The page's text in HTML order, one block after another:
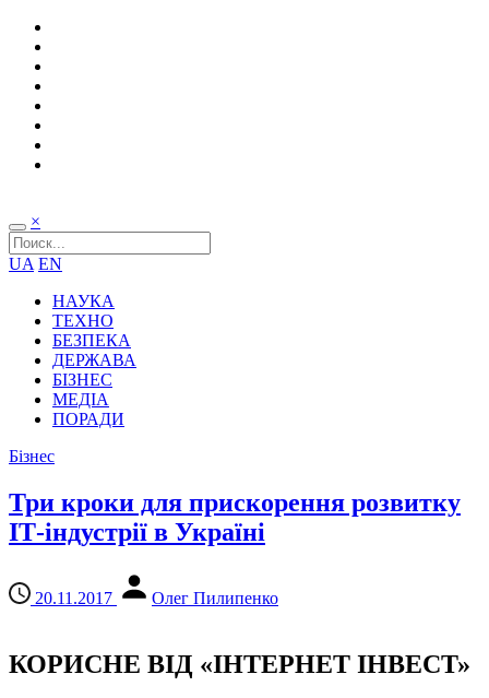
×
UA EN
НАУКА
ТЕХНО
БЕЗПЕКА
ДЕРЖАВА
БІЗНЕС
МЕДІА
ПОРАДИ
Бізнес
Три кроки для прискорення розвитку
ІТ-індустрії в Україні
20.11.2017 Олег Пилипенко
КОРИСНЕ ВІД «ІНТЕРНЕТ ІНВЕСТ»